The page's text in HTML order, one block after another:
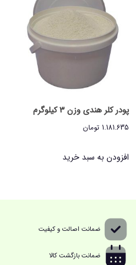
پودر کلر هندی وزن 3 کیلوگرم
1.181.635 تومان
افزودن به سبد خرید
ضمانت اصالت و کیفیت
ضمانت بازگشت کالا